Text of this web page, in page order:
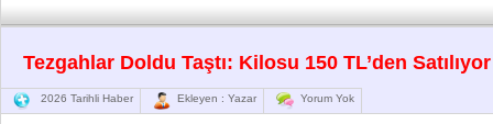
Tezgahlar Doldu Taştı: Kilosu 150 TL’den Satılıyor
2026 Tarihli Haber Ekleyen : Yazar Yorum Yok